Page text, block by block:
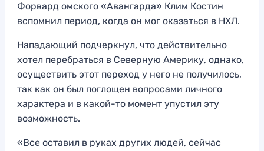
Форвард омского «Авангарда» Клим Костин
вспомнил период, когда он мог оказаться в НХЛ.
Нападающий подчеркнул, что действительно
хотел перебраться в Северную Америку, однако,
осуществить этот переход у него не получилось,
так как он был поглощен вопросами личного
характера и в какой-то момент упустил эту
возможность.
«Все оставил в руках других людей, сейчас